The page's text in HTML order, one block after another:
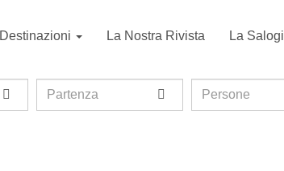
Destinazioni La Nostra Rivista La Salogi
Partenza Persone
Persone